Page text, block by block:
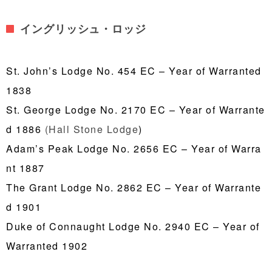
イングリッシュ・ロッジ
St. John’s Lodge No. 454 EC – Year of Warranted
1838
St. George Lodge No. 2170 EC – Year of Warrante
d 1886 (Hall Stone Lodge)
Adam’s Peak Lodge No. 2656 EC – Year of Warra
nt 1887
The Grant Lodge No. 2862 EC – Year of Warrante
d 1901
Duke of Connaught Lodge No. 2940 EC – Year of
Warranted 1902